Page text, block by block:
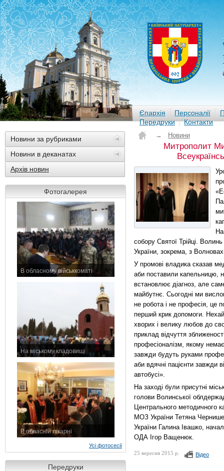
Єпархія Персоналії
Передруки
Контакти
Новини за рубриками
Новини в деканатах
Архів новин
Фотогалерея
В обласному військкоматі
На міському кладовищі
В обласній лікарні
Усі фотосесії
Передруки
→ Новини
Митрополит
собору Святої Трійці. Волинь
України, зокрема, з
У промові владика сказав
аби поставили капельницю,
встановлює діагноз, але
майбутнє. Сьогодні ми
не робота і не професія, це
перший крик допомоги.
хворих і велику любов до
приклад відчуття
професіоналізм, якому
завжди будуть руками
аби вдячні пацієнти завжди
автобусі».
На заході були присутні
голови Волинської
Центрального методичного
МОЗ України Тетяна
України Галина Івашко,
ОДА Ігор Ващенюк.
25 вересня 2015 р. Відео